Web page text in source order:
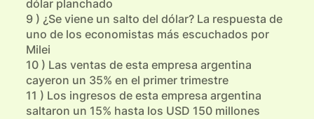
dólar planchado
9 ) ¿Se viene un salto del dólar? La respuesta de
uno de los economistas más escuchados por
Milei
10 ) Las ventas de esta empresa argentina
cayeron un 35% en el primer trimestre
11 ) Los ingresos de esta empresa argentina
saltaron un 15% hasta los USD 150 millones